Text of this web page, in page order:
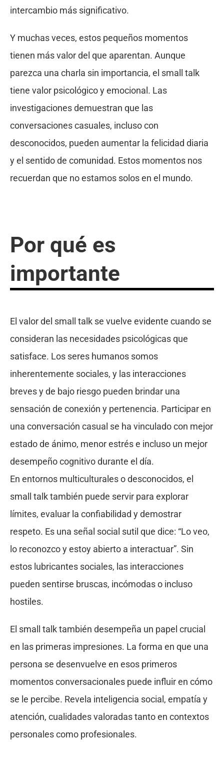
intercambio más significativo.
Y muchas veces, estos pequeños momentos
tienen más valor del que aparentan. Aunque
parezca una charla sin importancia, el small talk
tiene valor psicológico y emocional. Las
investigaciones demuestran que las
conversaciones casuales, incluso con
desconocidos, pueden aumentar la felicidad diaria
y el sentido de comunidad. Estos momentos nos
recuerdan que no estamos solos en el mundo.
Por qué es
importante
El valor del small talk se vuelve evidente cuando se
consideran las necesidades psicológicas que
satisface. Los seres humanos somos
inherentemente sociales, y las interacciones
breves y de bajo riesgo pueden brindar una
sensación de conexión y pertenencia. Participar en
una conversación casual se ha vinculado con mejor
estado de ánimo, menor estrés e incluso un mejor
desempeño cognitivo durante el día.
En entornos multiculturales o desconocidos, el
small talk también puede servir para explorar
límites, evaluar la confiabilidad y demostrar
respeto. Es una señal social sutil que dice: “Lo veo,
lo reconozco y estoy abierto a interactuar”. Sin
estos lubricantes sociales, las interacciones
pueden sentirse bruscas, incómodas o incluso
hostiles.
El small talk también desempeña un papel crucial
en las primeras impresiones. La forma en que una
persona se desenvuelve en esos primeros
momentos conversacionales puede influir en cómo
se le percibe. Revela inteligencia social, empatía y
atención, cualidades valoradas tanto en contextos
personales como profesionales.